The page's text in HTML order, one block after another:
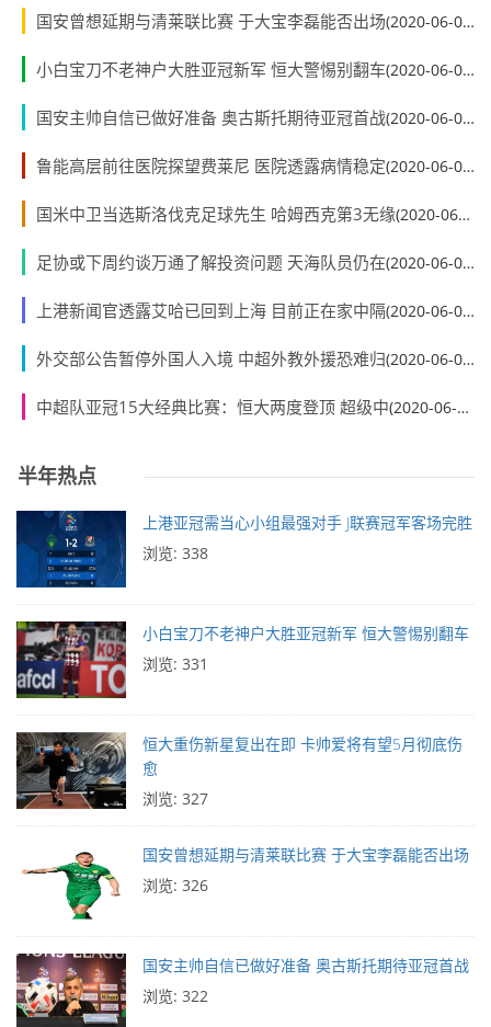
国安曾想延期与清莱联比赛 于大宝李磊能否出场(2020-06-01)
小白宝刀不老神户大胜亚冠新军 恒大警惕别翻车(2020-06-01)
国安主帅自信已做好准备 奥古斯托期待亚冠首战(2020-06-01)
鲁能高层前往医院探望费莱尼 医院透露病情稳定(2020-06-01)
国米中卫当选斯洛伐克足球先生 哈姆西克第3无缘(2020-06-01)
足协或下周约谈万通了解投资问题 天海队员仍在(2020-06-01)
上港新闻官透露艾哈已回到上海 目前正在家中隔(2020-06-01)
外交部公告暂停外国人入境 中超外教外援恐难归(2020-06-01)
中超队亚冠15大经典比赛：恒大两度登顶 超级中(2020-06-01)
半年热点
上港亚冠需当心小组最强对手 J联赛冠军客场完胜
浏览: 338
小白宝刀不老神户大胜亚冠新军 恒大警惕别翻车
浏览: 331
恒大重伤新星复出在即 卡帅爱将有望5月彻底伤
愈
浏览: 327
国安曾想延期与清莱联比赛 于大宝李磊能否出场
浏览: 326
国安主帅自信已做好准备 奥古斯托期待亚冠首战
浏览: 322